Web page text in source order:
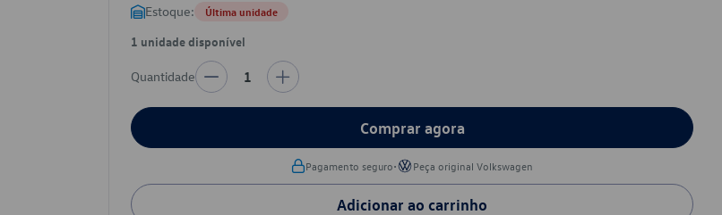
Estoque: Última unidade
1 unidade disponível
Quantidade 1
Comprar agora
Pagamento seguro• Peça original Volkswagen
Adicionar ao carrinho